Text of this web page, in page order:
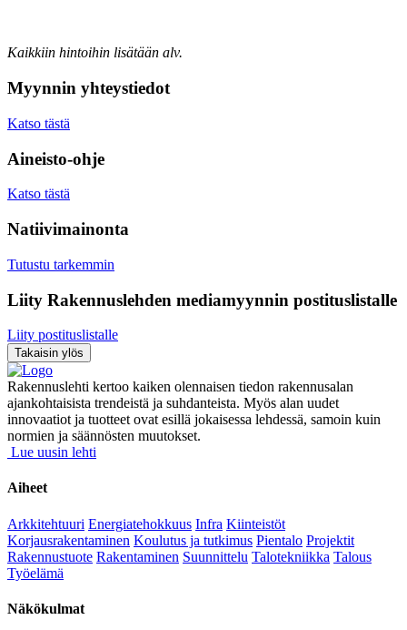
Kaikkiin hintoihin lisätään alv.
Myynnin yhteystiedot
Katso tästä
Aineisto-ohje
Katso tästä
Natiivimainonta
Tutustu tarkemmin
Liity Rakennuslehden mediamyynnin postituslistalle
Liity postituslistalle
Takaisin ylös
Rakennuslehti kertoo kaiken olennaisen tiedon rakennusalan
ajankohtaisista trendeistä ja suhdanteista. Myös alan uudet
innovaatiot ja tuotteet ovat esillä jokaisessa lehdessä, samoin kuin
normien ja säännösten muutokset.
Lue uusin lehti
Aiheet
Arkkitehtuuri Energiatehokkuus Infra Kiinteistöt
Korjausrakentaminen Koulutus ja tutkimus Pientalo Projektit
Rakennustuote Rakentaminen Suunnittelu Talotekniikka Talous
Työelämä
Näkökulmat